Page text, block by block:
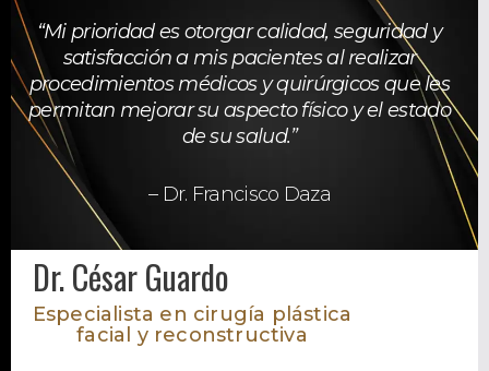
“Mi prioridad es otorgar calidad, seguridad y
satisfacción a mis pacientes al realizar
procedimientos médicos y quirúrgicos que les
permitan mejorar su aspecto físico y el estado
de su salud.”
– Dr. Francisco Daza
Dr. César Guardo
Especialista en cirugía plástica
facial y reconstructiva